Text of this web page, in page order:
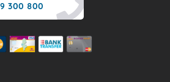
300 800